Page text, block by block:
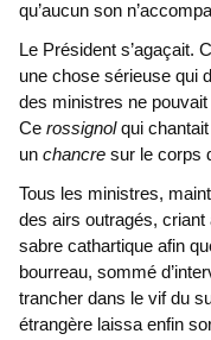
qu’aucun son
Le Président s’agaçait.
une chose sérieuse qui
des ministres ne
Ce rossignolqui
un chancre sur le corps
Tous les ministres,
des airs outragés,
sabre cathartique afin
bourreau, sommé
trancher dans le vif du
étrangère laissa enfin